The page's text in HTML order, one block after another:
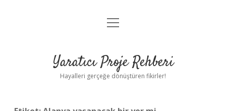
Anasayfa
Yasal Uyarı
menüyü
Yaratıcı Proje Rehberi
Hayalleri gerçeğe dönüştüren fikirler!